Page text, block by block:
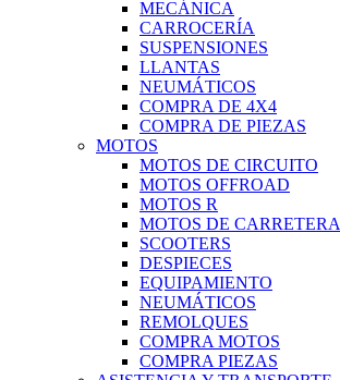
MECÁNICA
CARROCERÍA
SUSPENSIONES
LLANTAS
NEUMÁTICOS
COMPRA DE 4X4
COMPRA DE PIEZAS
MOTOS
MOTOS DE CIRCUITO
MOTOS OFFROAD
MOTOS R
MOTOS DE CARRETERA
SCOOTERS
DESPIECES
EQUIPAMIENTO
NEUMÁTICOS
REMOLQUES
COMPRA MOTOS
COMPRA PIEZAS